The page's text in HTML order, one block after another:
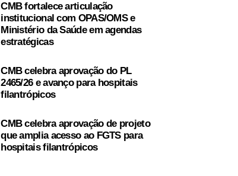
CMB fortalece articulação
institucional com OPAS/OMS e
Ministério da Saúde em agendas
estratégicas
CMB celebra aprovação do PL
2465/26 e avanço para hospitais
filantrópicos
CMB celebra aprovação de projeto
que amplia acesso ao FGTS para
hospitais filantrópicos